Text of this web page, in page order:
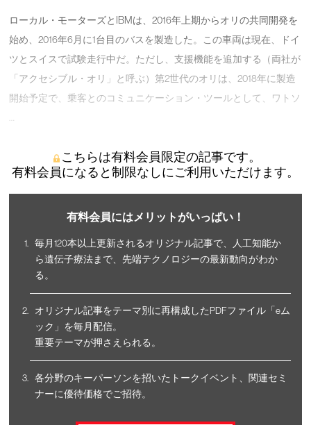
ローカル・モーターズとIBMは、2016年上期からオリの共同開発を
始め、2016年6月に1台目のバスを製造した。この車両は現在、ドイ
ツとスイスで試験走行中だ。ただし、支援機能を追加する（両社が
「アクセシブル・オリ」と呼ぶ）第2世代のオリは、2018年に製造
開始予定で、乗客とのコミュニケーション・ツールとして、ワトソ
こちらは有料会員限定の記事です。
有料会員になると制限なしにご利用いただけます。
有料会員にはメリットがいっぱい！
毎月120本以上更新されるオリジナル記事で、人工知能か
ら遺伝子療法まで、先端テクノロジーの最新動向がわか
る。
オリジナル記事をテーマ別に再構成したPDFファイル「eム
ック」を毎月配信。
重要テーマが押さえられる。
各分野のキーパーソンを招いたトークイベント、関連セミ
ナーに優待価格でご招待。